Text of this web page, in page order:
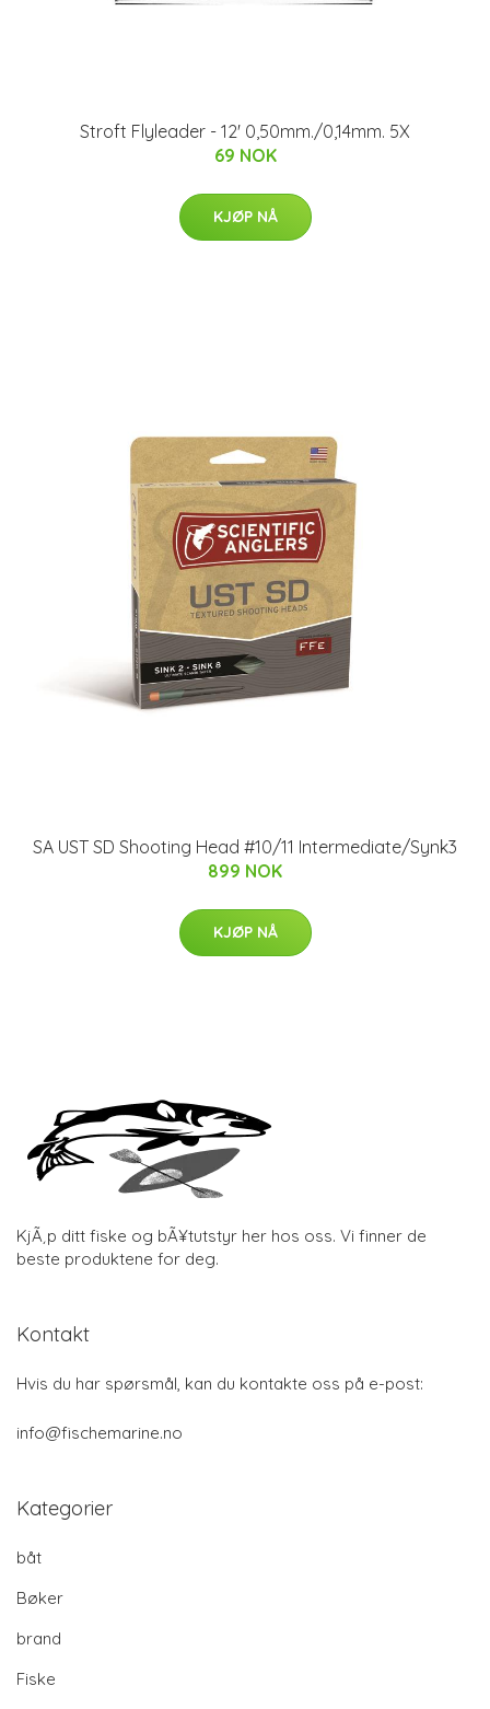
Stroft Flyleader - 12' 0,50mm./0,14mm. 5X
69 NOK
KJØP NÅ
SA UST SD Shooting Head #10/11 Intermediate/Synk3
899 NOK
KJØP NÅ
KjÃ¸p ditt fiske og bÃ¥tutstyr her hos oss. Vi finner de
beste produktene for deg.
Kontakt
Hvis du har spørsmål, kan du kontakte oss på e-post:
info@fischemarine.no
Kategorier
båt
Bøker
brand
Fiske